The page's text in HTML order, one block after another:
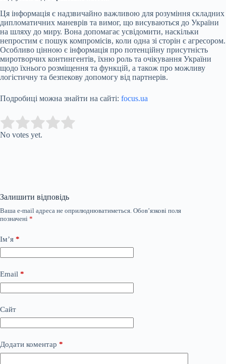
Ця інформація є надзвичайно важливою для розуміння складних
дипломатичних маневрів та вимог, що висуваються до України
на шляху до миру. Вона допомагає усвідомити, наскільки
непростим є пошук компромісів, коли одна зі сторін є агресором.
Особливо цінною є інформація про потенційну присутність
миротворчих контингентів, їхню роль та очікування України
щодо їхнього розміщення та функцій, а також про можливу
логістичну та безпекову допомогу від партнерів.
Подробиці можна знайти на сайті: focus.ua
Rate this item:
No votes yet.
Залишити відповідь
Ваша e-mail адреса не оприлюднюватиметься. Обов’язкові поля
позначені *
Ім’я *
Email *
Сайт
Додати коментар *